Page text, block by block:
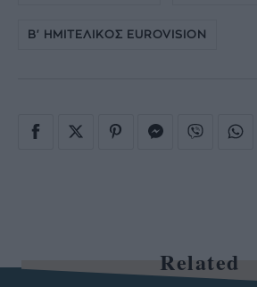
Β' ΗΜΙΤΕΛΙΚΟΣ EUROVISION
Related